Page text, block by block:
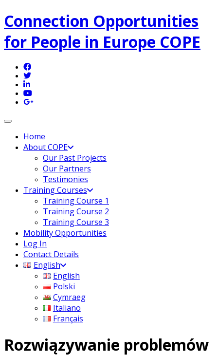
Connection Opportunities
for People in Europe COPE
Toggle navigation
Home
About COPE
Our Past Projects
Our Partners
Testimonies
Training Courses
Training Course 1
Training Course 2
Training Course 3
Mobility Opportunities
Log In
Contact Details
English
English
Polski
Cymraeg
Italiano
Français
Rozwiązywanie problemów